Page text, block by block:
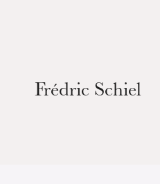
Frédric Schiel